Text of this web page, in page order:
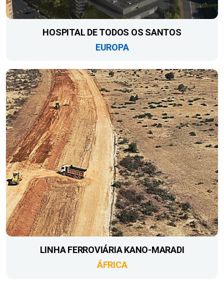
HOSPITAL DE TODOS OS SANTOS
EUROPA
LINHA FERROVIÁRIA KANO-MARADI
ÁFRICA